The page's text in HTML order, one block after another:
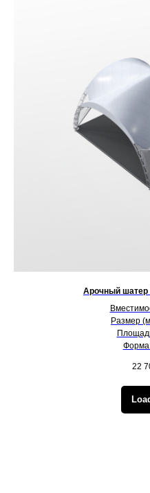
Арочный шатер
Размер
22